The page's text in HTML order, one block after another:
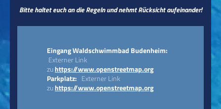
Bitte haltet euch an die Regeln und nehmt Rücksicht aufeinander!
Eingang Waldschwimmbad Budenheim:
Externer Link
zuhttps://www.openstreetmap.org
Parkplatz: Externer Link
zuhttps://www.openstreetmap.org